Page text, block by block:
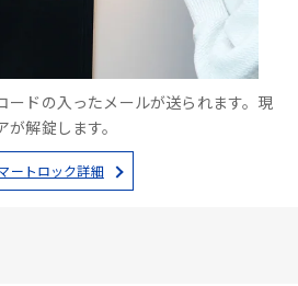
ードの入ったメールが送られます。現
解錠します。
ートロック詳細